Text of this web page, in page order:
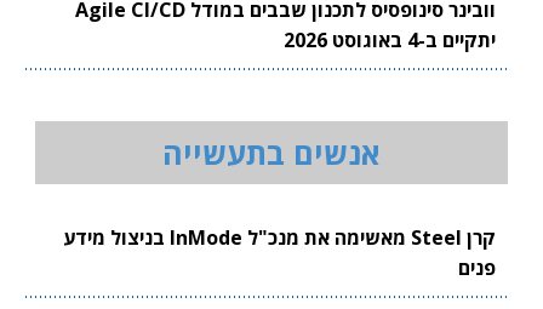
וובינר סינופסיס לתכנון שבבים במודל Agile CI/CD
יתקיים ב-4 באוגוסט 2026
אנשים בתעשייה
קרן Steel מאשימה את מנכ"ל InMode בניצול מידע
פנים